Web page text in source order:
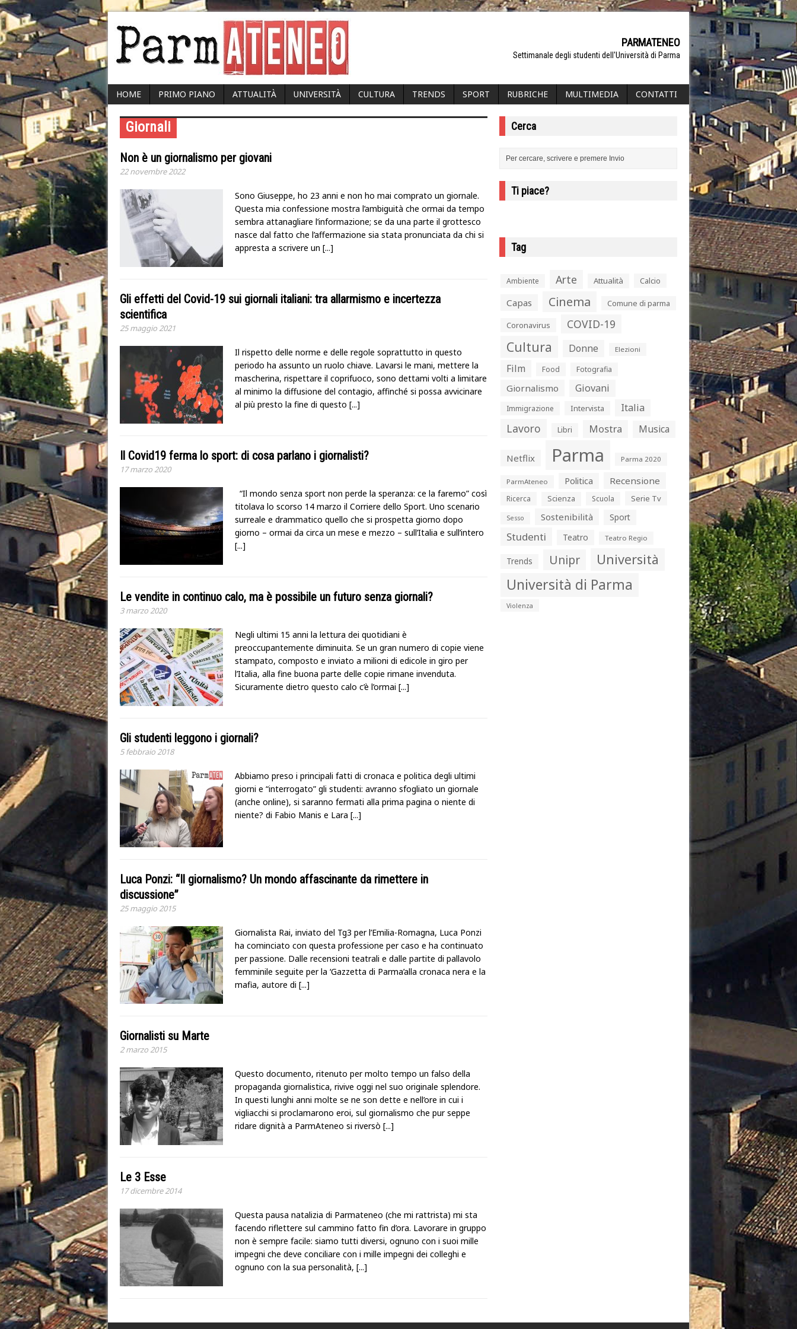
PARMATENEO
Settimanale degli studenti dell'Università di Parma
HOME PRIMO PIANO ATTUALITÀ UNIVERSITÀ CULTURA TRENDS SPORT RUBRICHE MULTIMEDIA CONTATTI
Giornali
Non è un giornalismo per giovani
22 novembre 2022
Sono Giuseppe, ho 23 anni e non ho mai comprato un giornale.
Questa mia confessione mostra l’ambiguità che ormai da tempo
sembra attanagliare l’informazione; se da una parte il grottesco
nasce dal fatto che l’affermazione sia stata pronunciata da chi si
appresta a scrivere un [...]
Gli effetti del Covid-19 sui giornali italiani: tra allarmismo e incertezza
scientifica
25 maggio 2021
Il rispetto delle norme e delle regole soprattutto in questo
periodo ha assunto un ruolo chiave. Lavarsi le mani, mettere la
mascherina, rispettare il coprifuoco, sono dettami volti a limitare
al minimo la diffusione del contagio, affinché si possa avvicinare
al più presto la fine di questo [...]
Il Covid19 ferma lo sport: di cosa parlano i giornalisti?
17 marzo 2020
“Il mondo senza sport non perde la speranza: ce la faremo” così
titolava lo scorso 14 marzo il Corriere dello Sport. Uno scenario
surreale e drammatico quello che si prospetta giorno dopo
giorno – ormai da circa un mese e mezzo – sull’Italia e sull’intero
[...]
Le vendite in continuo calo, ma è possibile un futuro senza giornali?
3 marzo 2020
Negli ultimi 15 anni la lettura dei quotidiani è
preoccupantemente diminuita. Se un gran numero di copie viene
stampato, composto e inviato a milioni di edicole in giro per
l’Italia, alla fine buona parte delle copie rimane invenduta.
Sicuramente dietro questo calo c’è l’ormai [...]
Gli studenti leggono i giornali?
5 febbraio 2018
Abbiamo preso i principali fatti di cronaca e politica degli ultimi
giorni e “interrogato” gli studenti: avranno sfogliato un giornale
(anche online), si saranno fermati alla prima pagina o niente di
niente? di Fabio Manis e Lara [...]
Luca Ponzi: “Il giornalismo? Un mondo affascinante da rimettere in
discussione”
25 maggio 2015
Giornalista Rai, inviato del Tg3 per l’Emilia-Romagna, Luca Ponzi
ha cominciato con questa professione per caso e ha continuato
per passione. Dalle recensioni teatrali e dalle partite di pallavolo
femminile seguite per la ‘Gazzetta di Parma’alla cronaca nera e la
mafia, autore di [...]
Giornalisti su Marte
2 marzo 2015
Questo documento, ritenuto per molto tempo un falso della
propaganda giornalistica, rivive oggi nel suo originale splendore.
In questi lunghi anni molte se ne son dette e nell’ore in cui i
vigliacchi si proclamarono eroi, sul giornalismo che pur seppe
ridare dignità a ParmAteneo si riversò [...]
Le 3 Esse
17 dicembre 2014
Questa pausa natalizia di Parmateneo (che mi rattrista) mi sta
facendo riflettere sul cammino fatto fin d’ora. Lavorare in gruppo
non è sempre facile: siamo tutti diversi, ognuno con i suoi mille
impegni che deve conciliare con i mille impegni dei colleghi e
ognuno con la sua personalità, [...]
Cerca
Ti piace?
Tag
Ambiente Arte Attualità Calcio
Capas Cinema Comune di parma
Coronavirus COVID-19
Cultura Donne Elezioni
Film Food Fotografia
Giornalismo Giovani
Immigrazione Intervista Italia
Lavoro Libri Mostra Musica
Netflix Parma Parma 2020
ParmAteneo Politica Recensione
Ricerca Scienza Scuola Serie Tv
Sesso Sostenibilità Sport
Studenti Teatro Teatro Regio
Trends Unipr Università
Università di Parma
Violenza